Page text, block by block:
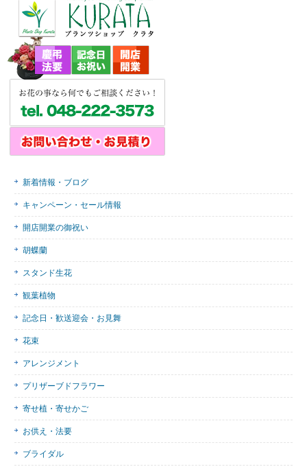
新着情報・ブログ
キャンペーン・セール情報
開店開業の御祝い
胡蝶蘭
スタンド生花
観葉植物
記念日・歓送迎会・お見舞
花束
アレンジメント
プリザーブドフラワー
寄せ植・寄せかご
お供え・法要
ブライダル